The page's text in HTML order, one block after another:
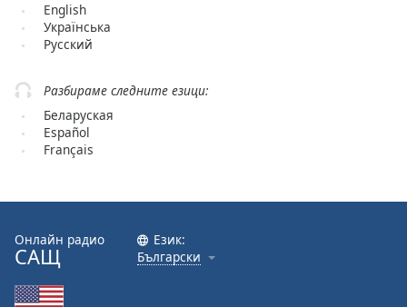
selected
Subtitles
subtitles
settings
opens
subtitles
subtitles
selected
Audio
Track
English
Українська
Русский
Разбираме следните езици:
Беларуская
Español
Français
Онлайн радио
САЩ
Език:
Български